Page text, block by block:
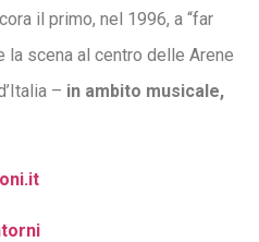
il primo, nel 1996, a “far
la scena al centro delle Arene
– in ambito musicale,